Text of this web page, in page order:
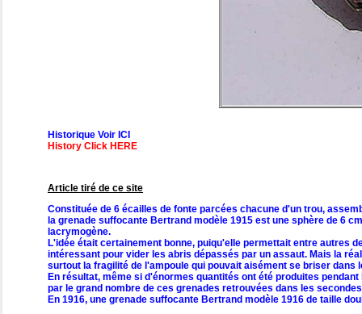
Historique Voir ICI
History Click HERE
Article tiré de ce site
Constituée de 6 écailles de fonte parcées chacune d'un trou,
la grenade suffocante Bertrand modèle 1915 est une sphère de 6
lacrymogène.
L'idée était certainement bonne, puiqu'elle permettait entre autres
intéressant pour vider les abris dépassés par un assaut. Mais la
surtout la fragilité de l'ampoule qui pouvait aisément se briser dans
En résultat, même si d'énormes quantités ont été produites
par le grand nombre de ces grenades retrouvées dans les
En 1916, une grenade suffocante Bertrand modèle 1916 de taille